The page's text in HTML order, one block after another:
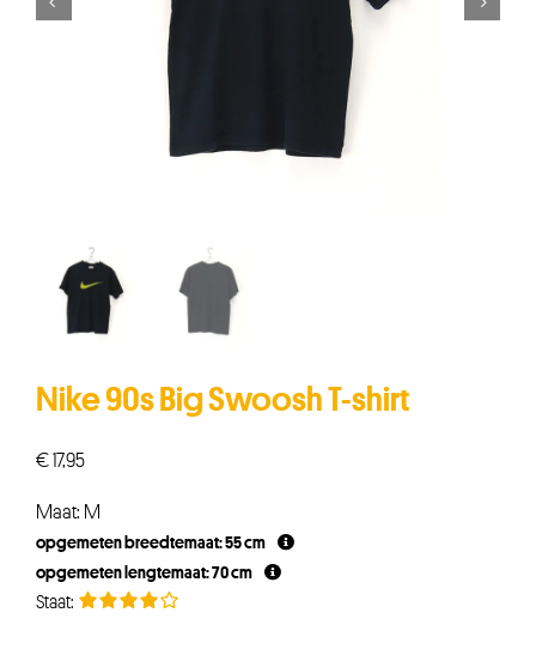
Nike 90s Big Swoosh T-shirt
€17,95
Maat: M
opgemeten breedtemaat: 55 cm
opgemeten lengtemaat: 70 cm